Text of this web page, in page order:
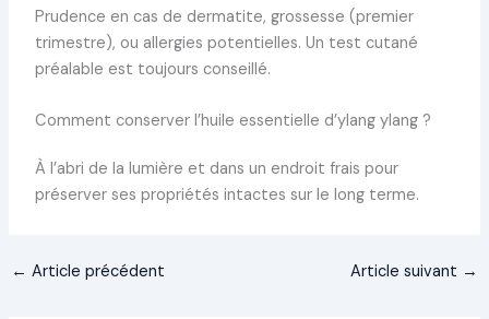
Prudence en cas de dermatite, grossesse (premier
trimestre), ou allergies potentielles. Un test cutané
préalable est toujours conseillé.
Comment conserver l’huile essentielle d’ylang ylang ?
À l’abri de la lumière et dans un endroit frais pour
préserver ses propriétés intactes sur le long terme.
← Article précédent Article suivant →